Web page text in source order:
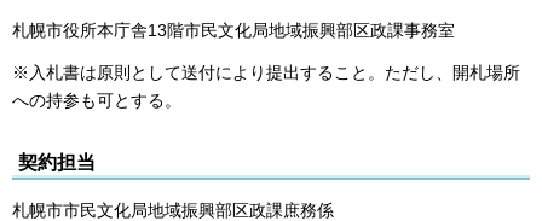
札幌市役所本庁舎13階市民文化局地域振興部区政課事務室
※入札書は原則として送付により提出すること。ただし、開札場所
への持参も可とする。
契約担当
札幌市市民文化局地域振興部区政課庶務係